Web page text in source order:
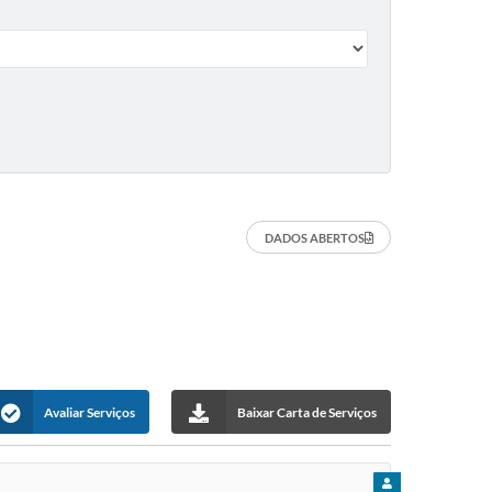
DADOS ABERTOS
Avaliar Serviços Baixar Carta de Serviços
PARA CIDADÃO